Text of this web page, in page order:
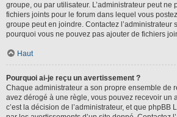
groupe, ou par utilisateur. L’administrateur peut ne
fichiers joints pour le forum dans lequel vous
groupe peut en joindre. Contactez l’administrateur
pourquoi vous ne pouvez pas ajouter de fichiers
Haut
Pourquoi ai-je reçu un avertissement ?
Chaque administrateur a son propre ensemble de
avez dérogé à une règle, vous pouvez recevoir un
c’est la décision de l’administrateur, et que phpBB